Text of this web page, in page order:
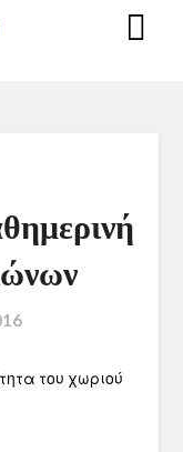
του χωριού